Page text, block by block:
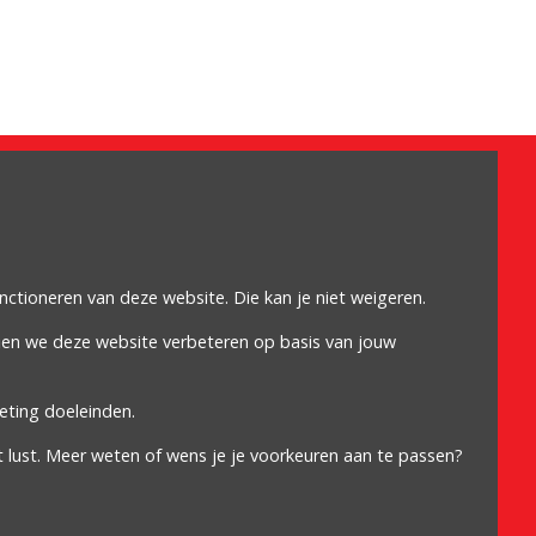
van deze website. Die kan je niet weigeren.
we deze website verbeteren op basis van jouw
doeleinden.
Meer weten of wens je je voorkeuren aan te passen?
Cookiebeleid
Privacybeleid